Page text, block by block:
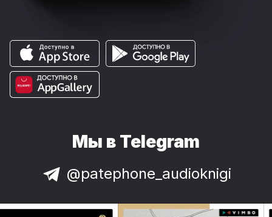
Мы в Telegram
@patephone_audioknigi